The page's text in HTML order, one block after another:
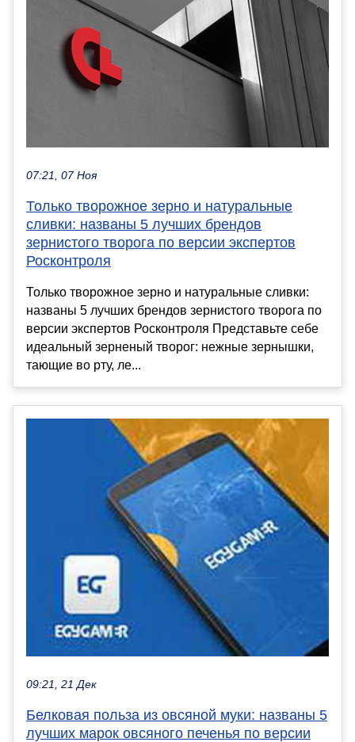
07:21, 07 Ноя
Только творожное зерно и натуральные
сливки: названы 5 лучших брендов
зернистого творога по версии экспертов
Росконтроля
Только творожное зерно и натуральные сливки:
названы 5 лучших брендов зернистого творога по
версии экспертов Росконтроля Представьте себе
идеальный зерненый творог: нежные зернышки,
тающие во рту, ле...
09:21, 21 Дек
Белковая польза из овсяной муки: названы 5
лучших марок овсяного печенья по версии